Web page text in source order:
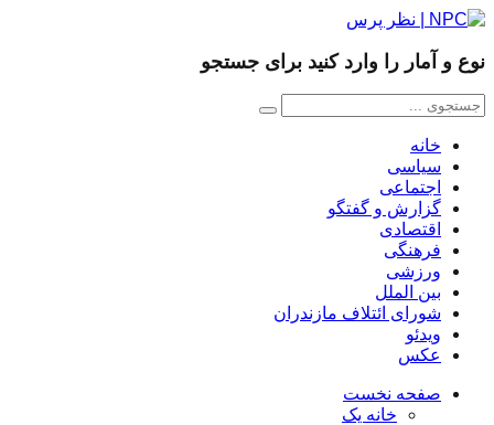
نوع و آمار را وارد کنید برای جستجو
خانه
سیاسی
اجتماعی
گزارش و گفتگو
اقتصادی
فرهنگی
ورزشی
بین الملل
شورای ائتلاف مازندران
ویدئو
عکس
صفحه نخست
خانه یک